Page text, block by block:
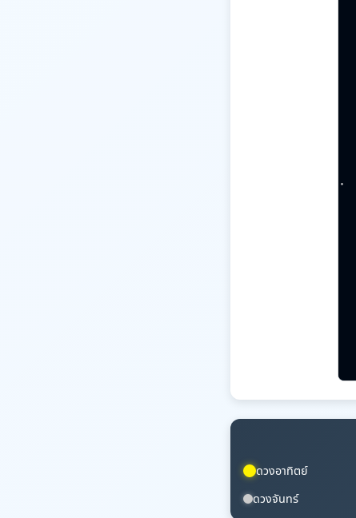
ดวงอาทิตย์
ดวงจันทร์